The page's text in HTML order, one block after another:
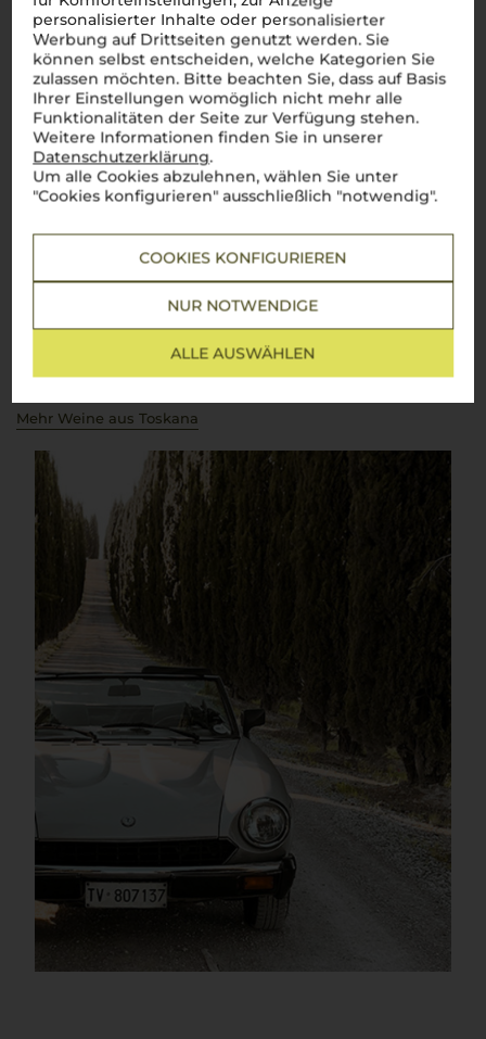
personalisierter Inhalte oder personalisierter
Werbung auf Drittseiten genutzt werden. Sie
können selbst entscheiden, welche Kategorien Sie
zulassen möchten. Bitte beachten Sie, dass auf Basis
Ihrer Einstellungen womöglich nicht mehr alle
Funktionalitäten der Seite zur Verfügung stehen.
Weitere Informationen finden Sie in unserer
Datenschutzerklärung.
Um alle Cookies abzulehnen, wählen Sie unter
"Cookies konfigurieren" ausschließlich "notwendig".
COOKIES KONFIGURIEREN
NUR NOTWENDIGE
ALLE AUSWÄHLEN
Über die Region
Toskana
Die ikonische Weinregion Italiens mit weltberühmten
Klassikern
la dolce vita
in Reinform! Zwischen sanften
Brunello di MontalcinooderVino Nobile di Montepulciano
diese Weine sind mehr als nur Namen, sie sind Symbole
italienischen Genusses. Dank des einzigartigen Terroirs und
des milden Klimas entstehen hier Weine mit
unverwechselbarem Charakter: kräftig, harmonisch und voller
toskanischen Weinsentführt direkt in die
Mehr Weine aus Toskana